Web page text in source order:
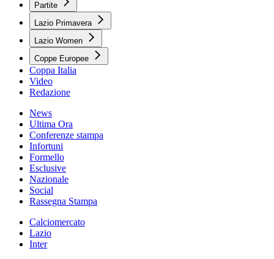
Partite
Lazio Primavera
Lazio Women
Coppe Europee
Coppa Italia
Video
Redazione
News
Ultima Ora
Conferenze stampa
Infortuni
Formello
Esclusive
Nazionale
Social
Rassegna Stampa
Calciomercato
Lazio
Inter